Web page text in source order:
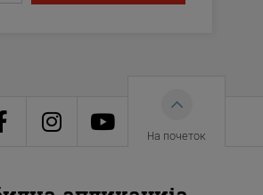
На почеток